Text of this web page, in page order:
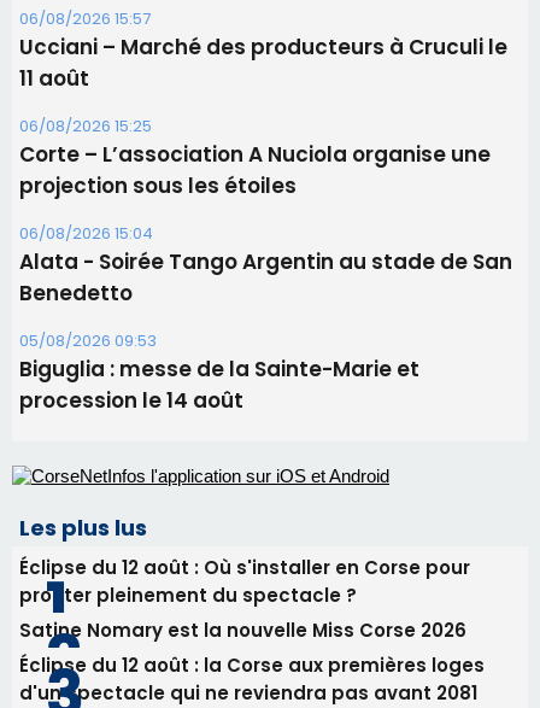
06/08/2026 15:57
Ucciani – Marché des producteurs à Cruculi le
11 août
06/08/2026 15:25
Corte – L’association A Nuciola organise une
projection sous les étoiles
06/08/2026 15:04
Alata - Soirée Tango Argentin au stade de San
Benedetto
05/08/2026 09:53
Biguglia : messe de la Sainte-Marie et
procession le 14 août
Les plus lus
Éclipse du 12 août : Où s'installer en Corse pour
profiter pleinement du spectacle ?
Satine Nomary est la nouvelle Miss Corse 2026
Éclipse du 12 août : la Corse aux premières loges
d'un spectacle qui ne reviendra pas avant 2081